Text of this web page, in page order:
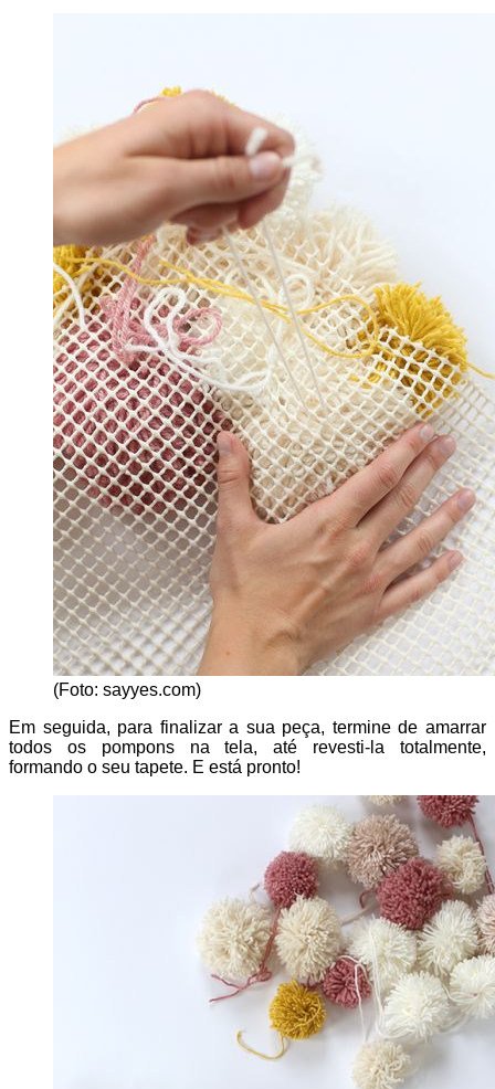
(Foto: sayyes.com)
Em seguida, para finalizar a sua peça, termine de amarrar
todos os pompons na tela, até revesti-la totalmente,
formando o seu tapete. E está pronto!